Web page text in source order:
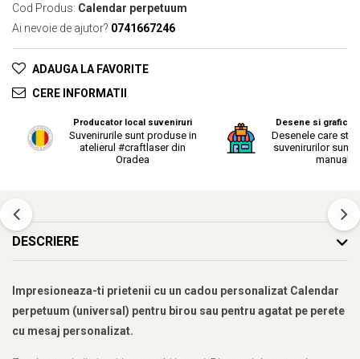
Cod Produs: Calendar perpetuum
Ai nevoie de ajutor? 0741667246
ADAUGA LA FAVORITE
CERE INFORMATII
Producator local suveniruri
Suvenirurile sunt produse in
atelierul #craftlaser din
Oradea
Desene si grafica
Desenele care
suvenirurilor sunt
manual.
DESCRIERE
Impresioneaza-ti prietenii cu un cadou personalizat Calendar
perpetuum (universal) pentru birou sau pentru agatat pe perete
cu mesaj personalizat.